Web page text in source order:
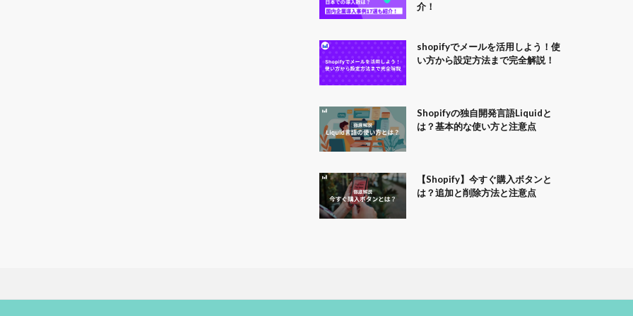
介！
shopifyでメールを活用しよう！使
い方から設定方法まで完全解説！
Shopifyの独自開発言語Liquidと
は？基本的な使い方と注意点
【Shopify】今すぐ購入ボタンと
は？追加と削除方法と注意点